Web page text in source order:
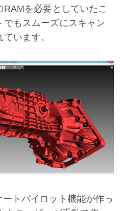
を必要としていたこ
もスムーズにスキャン
います。
ートパイロット機能が作っ